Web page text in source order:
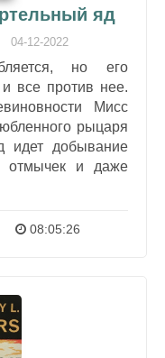
яд
04-12-2022
но его
и все против нее.
Мисс
рыцаря
идет добывание
отмычек и даже
08:05:26